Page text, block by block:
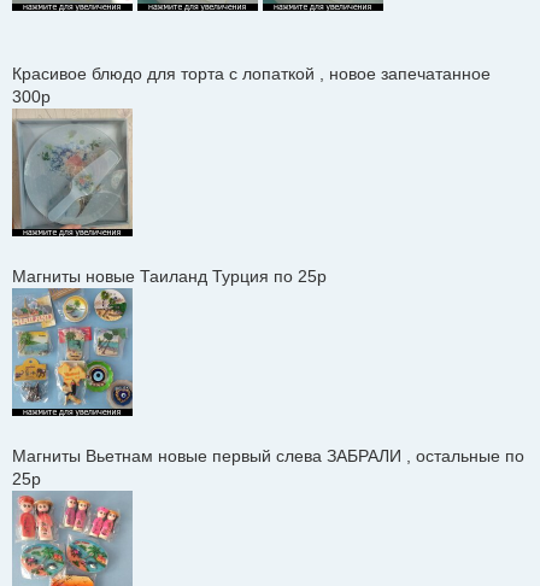
Красивое блюдо для торта с лопаткой , новое запечатанное
300р
Магниты новые Таиланд Турция по 25р
Магниты Вьетнам новые первый слева ЗАБРАЛИ , остальные по
25р